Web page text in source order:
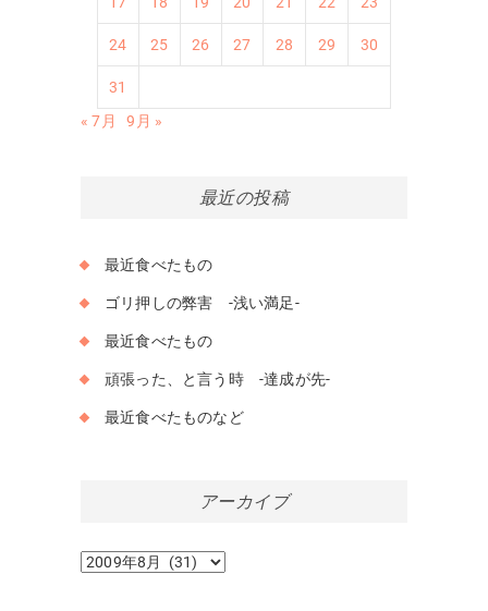
24 25 26 27 28 29 30
31
« 7月
9月 »
最近の投稿
最近食べたもの
ゴリ押しの弊害 -浅い満足-
最近食べたもの
頑張った、と言う時 -達成が先-
最近食べたものなど
アーカイブ
ア